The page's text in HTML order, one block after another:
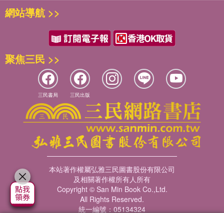
網站導航 >>
聚焦三民 >>
三民書局 三民出版
本站著作權屬弘雅三民圖書股份有限公司
及相關著作權所有人所有
Copyright © San Min Book Co.,Ltd.
All Rights Reserved.
統一編號：05134324